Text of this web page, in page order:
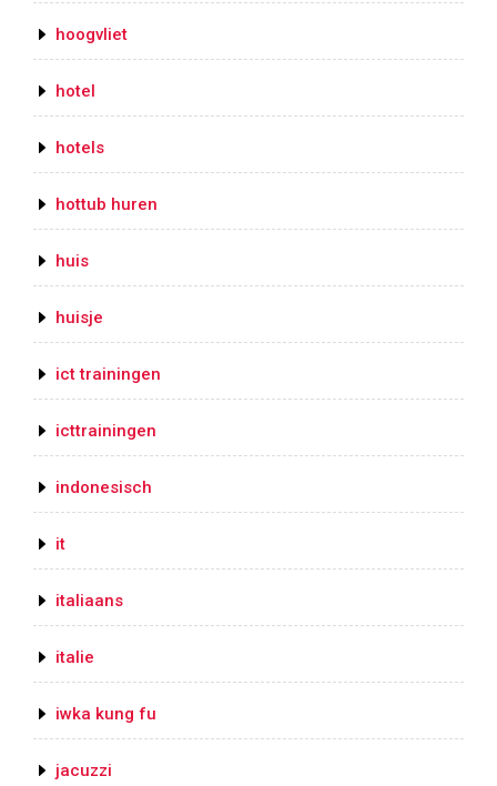
hoogvliet
hotel
hotels
hottub huren
huis
huisje
ict trainingen
icttrainingen
indonesisch
it
italiaans
italie
iwka kung fu
jacuzzi